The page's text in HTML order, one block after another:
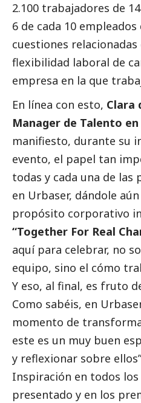
2.100 trabajadores de
6 de cada 10
cuestiones
flexibilidad laboral de
empresa en la que
En línea con esto, Clara
Manager de Talento en
manifiesto, durante su
evento, el papel tan
todas y cada una de las
en Urbaser, dándole
propósito corporativo
“Together For Real
aquí para celebrar, no
equipo, sino el cómo
Y eso, al final, es fruto
Como sabéis, en
momento de
este es un muy buen
y reflexionar sobre
Inspiración en todos
presentado y en los